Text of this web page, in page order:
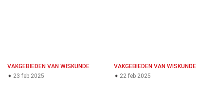
VAKGEBIEDEN VAN WISKUNDE
23 feb 2025
VAKGEBIEDEN VAN WISKUNDE
22 feb 2025